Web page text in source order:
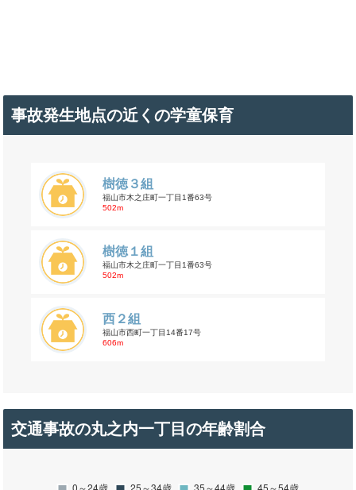
事故発生地点の近くの学童保育
樹徳３組
福山市木之庄町一丁目1番63号
502m
樹徳１組
福山市木之庄町一丁目1番63号
502m
西２組
福山市西町一丁目14番17号
606m
交通事故の丸之内一丁目の年齢割合